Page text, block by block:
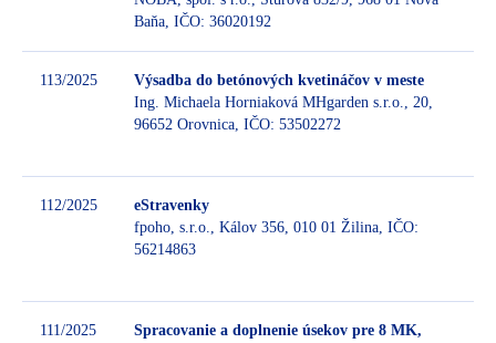
Baňa, IČO: 36020192
113/2025
Výsadba do betónových kvetináčov v meste
Ing. Michaela Horniaková MHgarden s.r.o., 20,
96652 Orovnica, IČO: 53502272
112/2025
eStravenky
fpoho, s.r.o., Kálov 356, 010 01 Žilina, IČO:
56214863
111/2025
Spracovanie a doplnenie úsekov pre 8 MK,